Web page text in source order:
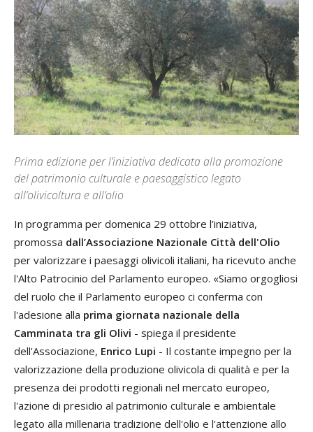
Prima edizione per l’iniziativa dedicata alla promozione
del patrimonio culturale e paesaggistico legato
all’olivicoltura e all’olio
In programma per domenica 29 ottobre l’iniziativa,
promossa dall’Associazione Nazionale Città dell'Olio
per valorizzare i paesaggi olivicoli italiani, ha ricevuto anche
l'Alto Patrocinio del Parlamento europeo. «Siamo orgogliosi
del ruolo che il Parlamento europeo ci conferma con
l'adesione alla prima giornata nazionale della
Camminata tra gli Olivi - spiega il presidente
dell'Associazione, Enrico Lupi - Il costante impegno per la
valorizzazione della produzione olivicola di qualità e per la
presenza dei prodotti regionali nel mercato europeo,
l'azione di presidio al patrimonio culturale e ambientale
legato alla millenaria tradizione dell'olio e l'attenzione allo